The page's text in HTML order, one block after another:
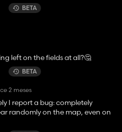
BETA
left on the fields at all?🤔
BETA
2 meses
I report a bug: completely
randomly on the map, even on